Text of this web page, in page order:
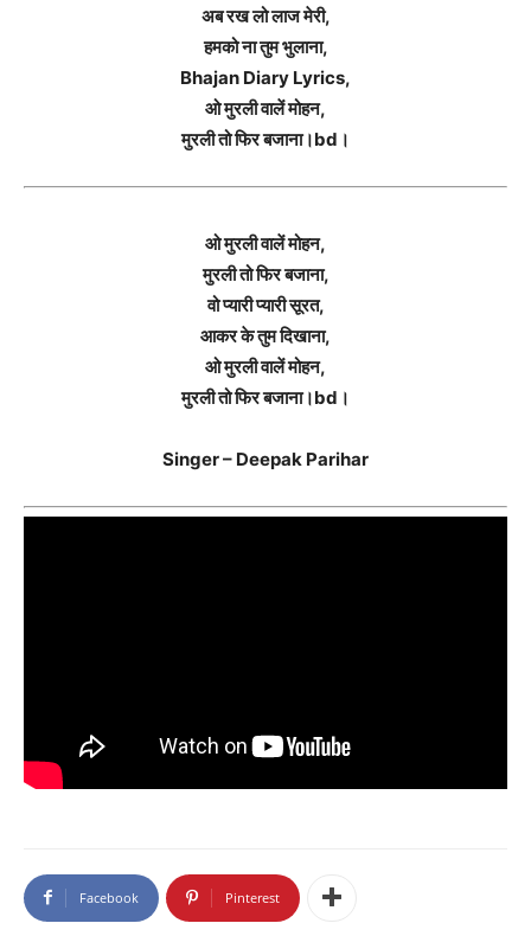
अब रख लो लाज मेरी,
हमको ना तुम भुलाना,
Bhajan Diary Lyrics,
ओ मुरली वालें मोहन,
मुरली तो फिर बजाना।bd।
ओ मुरली वालें मोहन,
मुरली तो फिर बजाना,
वो प्यारी प्यारी सूरत,
आकर के तुम दिखाना,
ओ मुरली वालें मोहन,
मुरली तो फिर बजाना।bd।
Singer – Deepak Parihar
Facebook Pinterest